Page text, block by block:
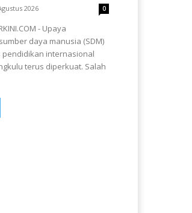
2026 0
- Upaya
daya manusia (SDM)
internasional
terus diperkuat. Salah